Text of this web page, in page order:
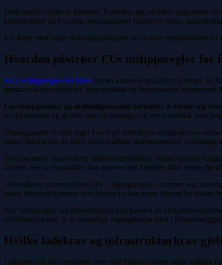
Dette endrer rollen til flåtedata. Kjøretøyvalg påvirker rapporterte
kjøretøyflåter nå hvordan organisasjoner håndterer risiko,
For flåter med lange utskiftingssykluser betyr disse dynamikkene
Hvordan påvirker EUs utslippsregler for
EUs utslippsregler for flåterformer i økende grad hvor kjøretøy får
gjennom luftkvalitetsmål, klimapolitikk og harmoniserte rammeverk
Lavutslippssoner og nullutslippssoner fortsetter å utvide seg
storbyområder og gjelder ofte for nærings- og servicetrafikk med
Tilgangsregler er som regel basert på kjøretøyets utslippsklasse
mister tilgang når de faller utenfor tillatte utslippsterskler, uavhengig
For operatører skaper dette håndfast driftsrisiko. Ruter som har
utvides. Servicekontrakter kan rammes når kjøretøy ikke lenger får
Tidsrisikoen undervurderes ofte. Tilgangsregler strammer seg som
utsatt, ettersom kjøretøy som kjøpes nå kan miste tilgang før slutten
Når beslutninger om flåteutskifting kun baseres på
driftsforstyrrelser. Å ta fremtidige tilgangsregler med i
Hvilke ladekrav og infrastrukturkrav
Ladekrav blir mer detaljerte over hele Europa. Mens tidlig politikk